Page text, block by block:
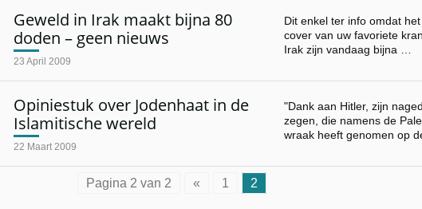
Geweld in Irak maakt bijna 80
doden – geen nieuws
23 April 2009
Dit enkel ter info omdat
cover van uw favoriete
Irak zijn vandaag bijna …
Opiniestuk over Jodenhaat in de
Islamitische wereld
22 Maart 2009
"Dank aan Hitler, zijn
zegen, die namens de
wraak heeft genomen op
Pagina 2 van 2 « 1 2